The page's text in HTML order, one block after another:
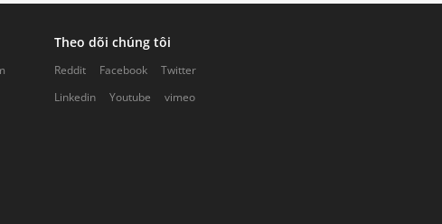
Theo dõi chúng tôi
Reddit Facebook
Twitter
Linkedin
Youtube vimeo